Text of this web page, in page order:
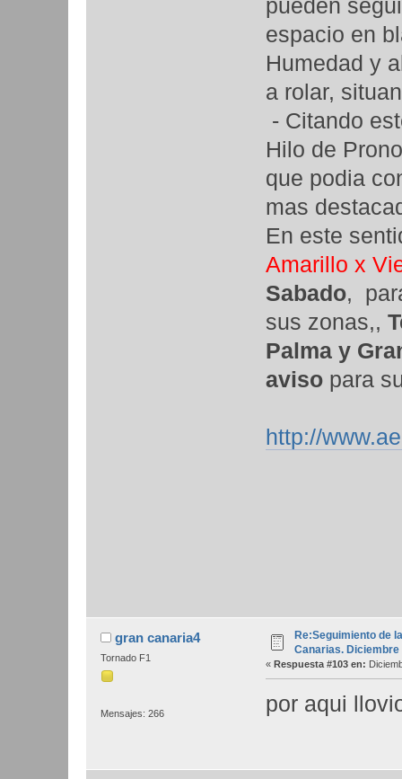
pueden
espacio en
Humedad y
a rolar,
- Citando
Hilo de
que podia
mas
En este
Amarillo x
Sabado,
sus zonas,,
Palma y
avisopara
http://
gran canaria4
Tornado F1
Mensajes: 266
Re:Seguimiento de
Canarias. Diciembre
« Respuesta #103 en:
por aqui